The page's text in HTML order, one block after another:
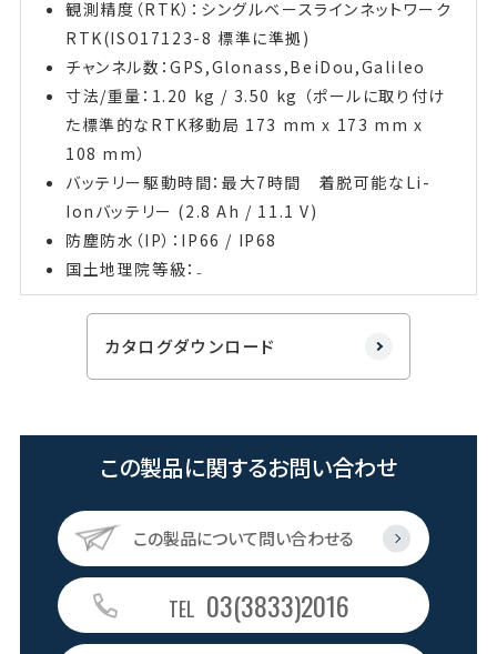
観測精度（RTK）：シングルベースラインネットワーク
RTK(ISO17123-8 標準に準拠)
チャンネル数：GPS,Glonass,BeiDou,Galileo
寸法/重量：1.20 kg / 3.50 kg （ポールに取り付け
た標準的なRTK移動局 173 mm x 173 mm x
108 mm）
バッテリー駆動時間：最大7時間 着脱可能なLi-
Ionバッテリー (2.8 Ah / 11.1 V)
防塵防水（IP）：IP66 / IP68
国土地理院等級：₋
カタログダウンロード
この製品に関するお問い合わせ
この製品について問い合わせる
TEL 03(3833)2016